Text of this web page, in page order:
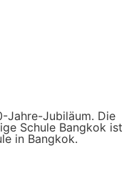
Jahre-Jubiläum. Die
Schule Bangkok ist
in Bangkok.